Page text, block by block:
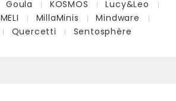
Goula KOSMOS
Lucy&Leo
MELI MillaMinis
Mindware
Quercetti Sentosphère